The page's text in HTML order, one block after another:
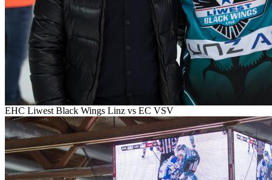
EHC Liwest Black Wings Linz vs EC VSV